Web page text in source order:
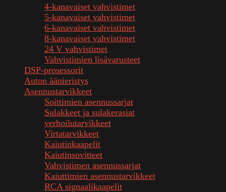
4-kanavaiset vahvistimet
5-kanavaiset vahvistimet
6-kanavaiset vahvistimet
8-kanavaiset vahvistimet
24 V vahvistimet
Vahvistimien lisävarusteet
DSP-prosessorit
Auton äänieristys
Asennustarvikkeet
Soittimien asennussarjat
Sulakkeet ja sulakerasiat
verhoilutarvikkeet
Virtatarvikkeet
Kaiutinkaapelit
Kaiutinsovitteet
Vahvistimen asennussarjat
Kaiuttimien asennustarvikkeet
RCA signaalikaapelit